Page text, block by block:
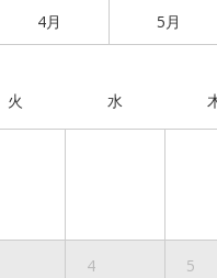
4月 5月
火 水
4 5